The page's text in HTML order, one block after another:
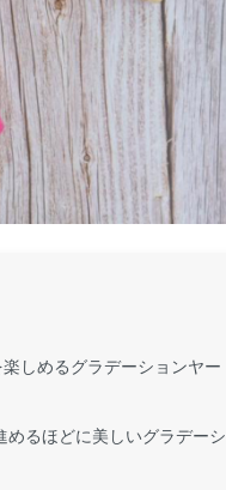
しめるグラデーションヤー
るほどに美しいグラデーシ